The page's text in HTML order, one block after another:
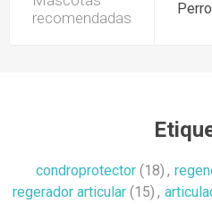
recomendadas
condroprotector (18) ,
regerador articular (15) ,